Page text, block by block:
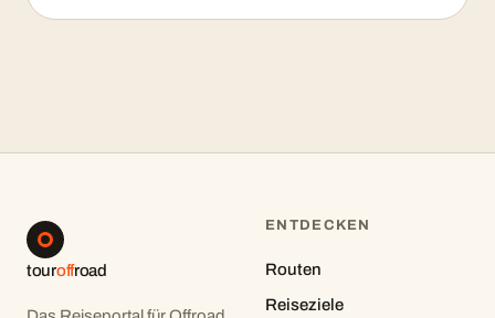
touroffroad
ENTDECKEN
Routen
Reiseziele